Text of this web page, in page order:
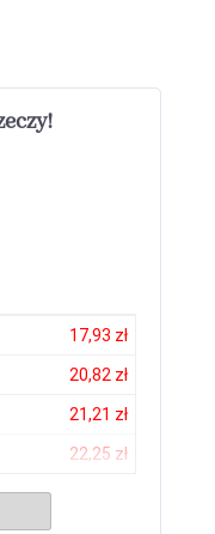
17,93 zł
20,82 zł
21,21 zł
22,25 zł